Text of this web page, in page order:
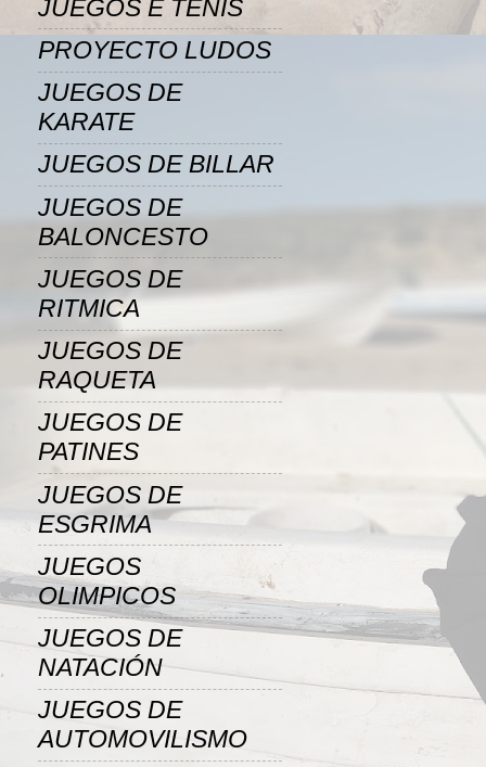
JUEGOS E TENIS
PROYECTO LUDOS
JUEGOS DE
KARATE
JUEGOS DE BILLAR
JUEGOS DE
BALONCESTO
JUEGOS DE
RITMICA
JUEGOS DE
RAQUETA
JUEGOS DE
PATINES
JUEGOS DE
ESGRIMA
JUEGOS
OLIMPICOS
JUEGOS DE
NATACIÓN
JUEGOS DE
AUTOMOVILISMO